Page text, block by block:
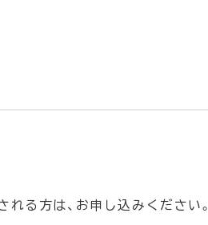
れる方は、お申し込みください。